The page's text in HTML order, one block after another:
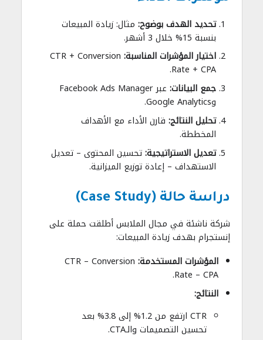
تحديد الهدف بوضوح: مثال: زيادة المبيعات
بنسبة 15% خلال 3 أشهر.
اختيار المؤشرات المناسبة: CTR + Conversion
Rate + CPA.
جمع البيانات:
عبر Facebook Ads Manager
وGoogle Analytics.
تحليل النتائج: قارن الأداء مع الأهداف
المخططة.
تعديل الاستراتيجية:تحسين المحتوى – تعديل
الاستهداف – إعادة توزيع الميزانية.
دراسة حالة (Case Study)
شركة ناشئة في مجال الملابس أطلقت حملة على
إنستجرام بهدف زيادة المبيعات:
المؤشرات المستخدمة: CTR – Conversion
Rate – CPA.
النتائج:
CTR ارتفع من 1.2% إلى 3.8% بعد
تحسين التصميمات والـCTA.